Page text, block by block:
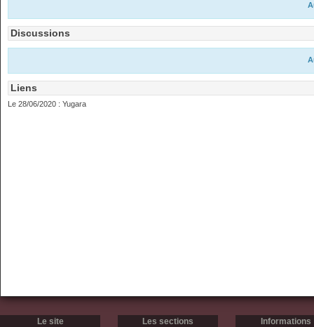
Discussions
Liens
Le 28/06/2020 : Yugara
Le site
Les sections
Informations